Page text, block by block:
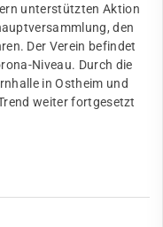
unterstützten Aktion
den
Der Verein befindet
Niveau. Durch die
in Ostheim und
weiter fortgesetzt